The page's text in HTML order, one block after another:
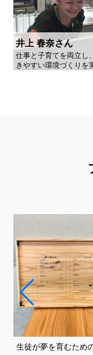
井上 春奈さん
仕事と子育てを両立し
きやすい環境づくりを
生徒が夢を育むため